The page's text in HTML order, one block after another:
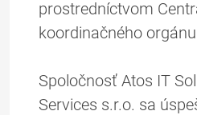
prostredníctvom
koordinačného
Spoločnosť Atos IT
Services s.r.o. sa